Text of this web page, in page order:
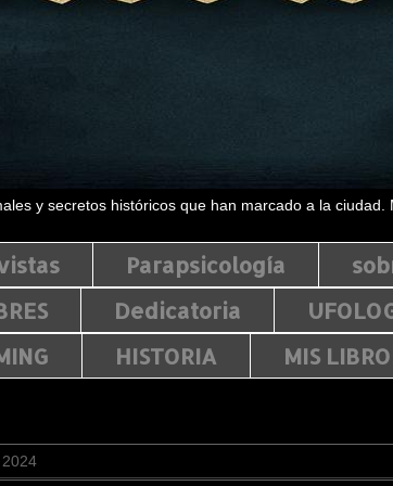
y secretos históricos que han marcado a la
Parapsicología
Dedicatoria
HISTORIA MIS